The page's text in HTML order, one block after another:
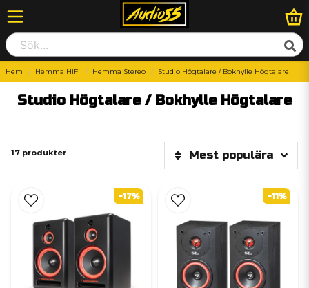
Hem Hemma HiFi Hemma Stereo Studio Högtalare / Bokhylle Högtalare
Studio Högtalare / Bokhylle Högtalare
17 produkter Mest populära
-17% -11%